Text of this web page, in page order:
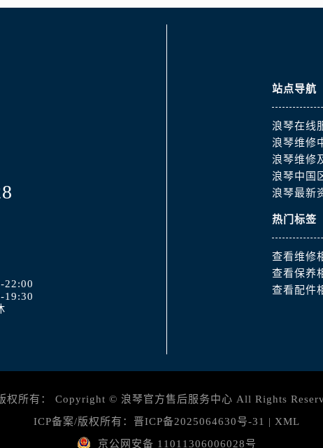
利名表维修授权店1楼浪琴售后服务中心（需提前预约）
天下浪琴售后服务中心（需提前预约）
大街浪琴售后服务中心（需提前预约）
3号王府井百货名表维修浪琴售后服务中心（需提前预约）
洛街浪琴售后服务中心（需提前预约）
街浪琴售后服务中心（需提前预约）
市光明街与额尔敦路交叉口浪琴售后服务中心（需提前预约）
大街浪琴售后服务中心（需提前预约）
务中心（需提前预约）
服务中心（需提前预约）
街交叉口浪琴售后服务中心（需提前预约）
交汇处浪琴售后服务中心（需提前预约）
22:00
19:30
站点导航
浪琴在线
浪琴维修
浪琴维修
浪琴中国
浪琴最新
热门标签
查看维修
查看保养
查看配件
权所有： Copyright © 浪琴官方售后服务中心 All Rights
ICP备案/版权所有： 晋ICP备2025064630号-31 | XML
京公网安备 11011306006028号